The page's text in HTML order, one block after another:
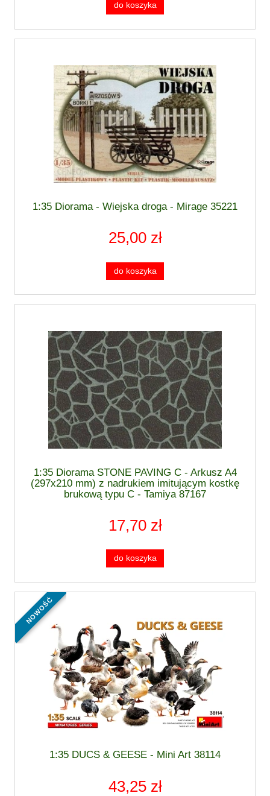
do koszyka
1:35 Diorama - Wiejska droga - Mirage 35221
25,00 zł
do koszyka
1:35 Diorama STONE PAVING C - Arkusz A4
(297x210 mm) z nadrukiem imitującym kostkę
brukową typu C - Tamiya 87167
17,70 zł
do koszyka
1:35 DUCS & GEESE - Mini Art 38114
43,25 zł
nowość